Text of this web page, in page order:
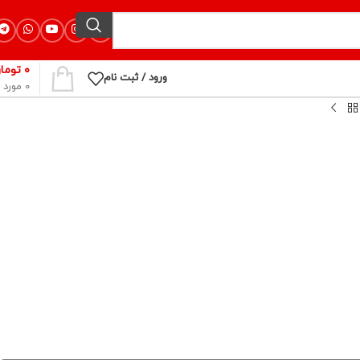
ورود / ثبت نام
0 مورد
۰